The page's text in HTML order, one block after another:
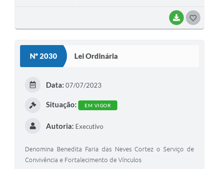
BAIXAR
Nº 2030 Lei Ordinária
Data: 07/07/2023
Situação: EM VIGOR
Autoria: Executivo
Denomina Benedita Faria das Neves Cortez o Serviço de
Convivência e Fortalecimento de Vínculos